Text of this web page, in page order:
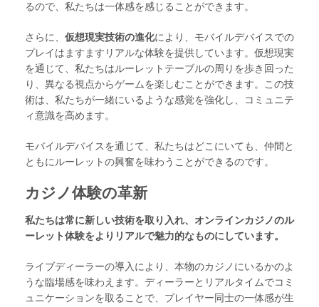
るので、私たちは一体感を感じることができます。
さらに、 仮想現実技術の進化により、モバイルデバイスでの
プレイはますますリアルな体験を提供しています。仮想現実
を通じて、私たちはルーレットテーブルの周りを歩き回った
り、異なる視点からゲームを楽しむことができます。この技
術は、私たちが一緒にいるような感覚を強化し、コミュニテ
ィ意識を高めます。
モバイルデバイスを通じて、私たちはどこにいても、仲間と
ともにルーレットの興奮を味わうことができるのです。
カジノ体験の革新
私たちは常に新しい技術を取り入れ、オンラインカジノのル
ーレット体験をよりリアルで魅力的なものにしています。
ライブディーラーの導入により、本物のカジノにいるかのよ
うな臨場感を味わえます。ディーラーとリアルタイムでコミ
ュニケーションを取ることで、プレイヤー同士の一体感が生